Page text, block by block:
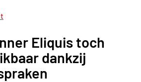
Eliquis toch
dankzij